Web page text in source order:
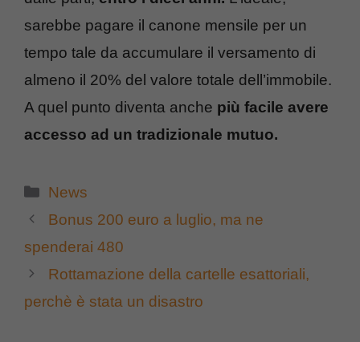
sarebbe pagare il canone mensile per un
tempo tale da accumulare il versamento di
almeno il 20% del valore totale dell’immobile.
A quel punto diventa anche più facile avere
accesso ad un tradizionale mutuo.
Categorie
News
Bonus 200 euro a luglio, ma ne
spenderai 480
Rottamazione della cartelle esattoriali,
perchè è stata un disastro